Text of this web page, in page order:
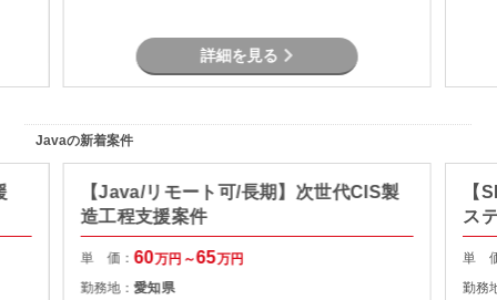
詳細を見る
Javaの新着案件
【Java/リモート可/長期】次世代CIS製
造工程支援案件
単 価：60万円～65万円
勤務地：愛知県
【
ス
単
勤務